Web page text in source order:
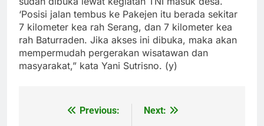
‘Posisi jalan tembus ke Pakejen itu berada sekitar
7 kilometer kea rah Serang, dan 7 kilometer kea
rah Baturraden. Jika akses ini dibuka, maka akan
mempermudah pergerakan wisatawan dan
masyarakat,” kata Yani Sutrisno. (y)
Previous:
Next: